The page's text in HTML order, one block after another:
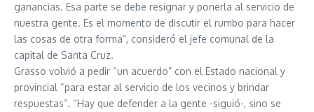
ganancias. Esa parte se debe resignar y ponerla al servicio de
nuestra gente. Es el momento de discutir el rumbo para hacer
las cosas de otra forma”, consideró el jefe comunal de la
capital de Santa Cruz.
Grasso volvió a pedir “un acuerdo” con el Estado nacional y
provincial “para estar al servicio de los vecinos y brindar
respuestas”. “Hay que defender a la gente -siguió-, sino se